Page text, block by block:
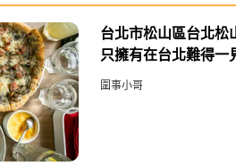
台北市松山區台北
只擁有在台北難得一
評審都點頭的鳳梨披
圍事小哥